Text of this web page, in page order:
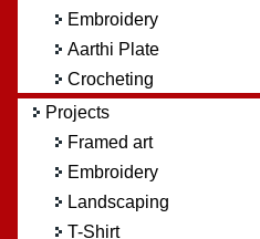
Embroidery
Aarthi Plate
Crocheting
Projects
Framed art
Embroidery
Landscaping
T-Shirt